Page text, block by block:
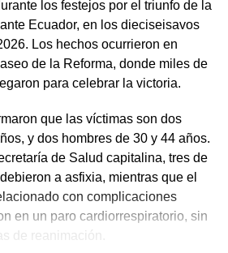
los festejos por el triunfo de la
Ecuador, en los dieciseisavos
Los hechos ocurrieron en
de la Reforma, donde miles de
para celebrar la victoria.
que las víctimas son dos
y dos hombres de 30 y 44 años.
de Salud capitalina, tres de
a asfixia, mientras que el
con complicaciones
en un paro cardiorrespiratorio, sin
de reanimación.